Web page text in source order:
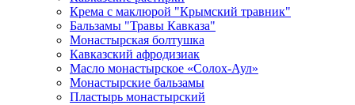
Крема с маклюрой "Крымский травник"
Бальзамы "Травы Кавказа"
Монастырская болтушка
Кавказский афродизиак
Масло монастырское «Солох-Аул»
Монастырские бальзамы
Пластырь монастырский